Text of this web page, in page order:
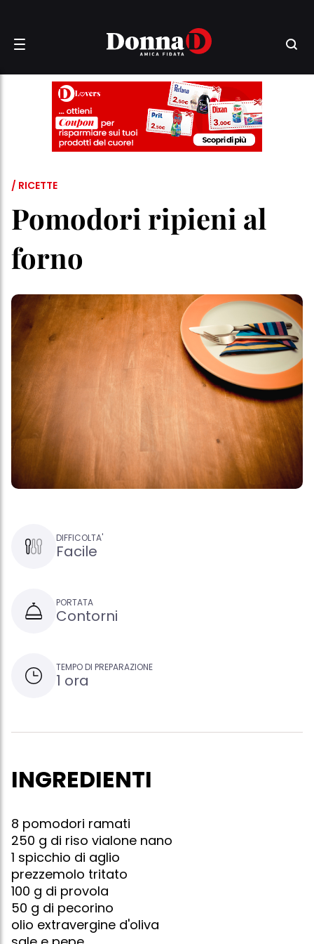
/ RICETTE
Pomodori ripieni al
forno
DIFFICOLTA'
Facile
PORTATA
Contorni
TEMPO DI PREPARAZIONE
1 ora
INGREDIENTI
8 pomodori ramati
250 g di riso vialone nano
1 spicchio di aglio
prezzemolo tritato
100 g di provola
50 g di pecorino
olio extravergine d'oliva